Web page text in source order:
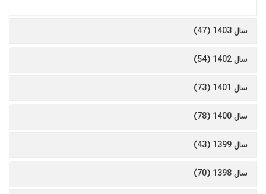
سال 1403 (47)
سال 1402 (54)
سال 1401 (73)
سال 1400 (78)
سال 1399 (43)
سال 1398 (70)